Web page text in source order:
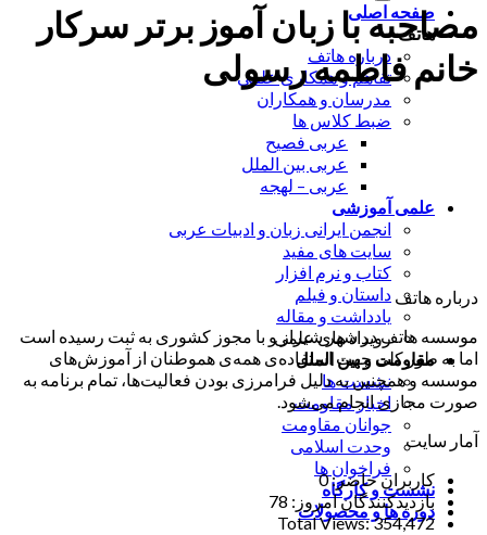
صفحه اصلی
هاتف
درباره هاتف
تفاهم و همکاری علمی
مدرسان و همکاران
ضبط کلاس ها
عربی فصیح
عربی بین الملل
عربی – لهجه
علمی آموزشی
انجمن ایرانی زبان و ادبیات عربی
سایت های مفید
کتاب و نرم افزار
داستان و فیلم
یادداشت و مقاله
رویداد های علمی
مقاومت و بین الملل
نشست ها
اخبار مقاومت
جوانان مقاومت
وحدت اسلامی
فراخوان ها
نشست و کارگاه
دوره ها و محصولات
مصاحبه با زبان آموز برتر سرکار
خانم فاطمه رسولی
درباره هاتف
موسسه هاتف در شهر شیراز و با مجوز کشوری به ثبت رسیده است
اما به طور کلی جهت استفاده‌ی همه‌ی هموطنان از آموزش‌های
موسسه و همچنین به دلیل فرامرزی بودن فعالیت‌ها، تمام برنامه به
صورت مجازی انجام می‌شود.
آمار سایت
کاربران حاضر:0
بازدیدکنندگان امروز: 78
Total Views:354,472